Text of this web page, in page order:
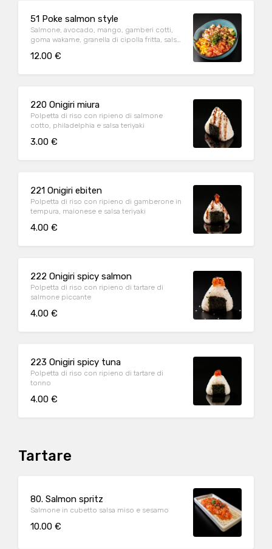
51 Poke salmon style
Salmone, avocado, mango, gamberi cotti,
goma wakame, granella di cipolla fritta, salsa
12.00 €
220 Onigiri miura
Polpetta di riso con ripieno di salmone
cotto, philadelphia e salsa teriyaki
3.00 €
221 Onigiri ebiten
Polpetta di riso con ripieno di gamberone in
tempura, maionese e salsa teriyaki
4.00 €
222 Onigiri spicy salmon
Polpetta di riso con ripieno di tartare di
salmone piccante
4.00 €
223 Onigiri spicy tuna
Polpetta di riso con ripieno di tartare di
tonno
4.00 €
Tartare
80. Salmon spritz
Salmone in cubetto salsa miso e sesamo
10.00 €